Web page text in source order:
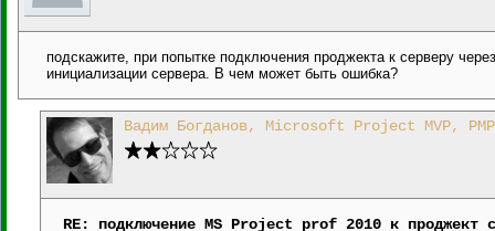
подскажите, при попытке подключения проджекта к серверу
инициализации сервера. В чем может быть ошибка?
Вадим Богданов, Microsoft Project MVP,
RE: подключение MS Project prof 2010 к проджект